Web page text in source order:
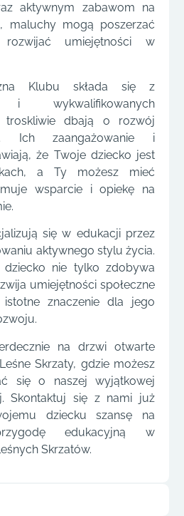
aktywnym zabawom na
maluchy mogą poszerzać
umiejętności w
Klubu składa się z
i wykwalifikowanych
troskliwie dbają o rozwój
Ich zaangażowanie i
że Twoje dziecko jest
a Ty możesz mieć
wsparcie i opiekę na
się w edukacji przez
aktywnego stylu życia.
dziecko nie tylko zdobywa
umiejętności społeczne
znaczenie dla jego
na drzwi otwarte
Skrzaty, gdzie możesz
się o naszej wyjątkowej
Skontaktuj się z nami już
dziecku szansę na
edukacyjną w
Skrzatów.